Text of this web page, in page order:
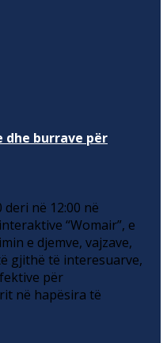
burrave për
në 12:00 në
“Womair”, e
e djemve, vajzave,
gjithë të interesuarve,
për
në hapësira të